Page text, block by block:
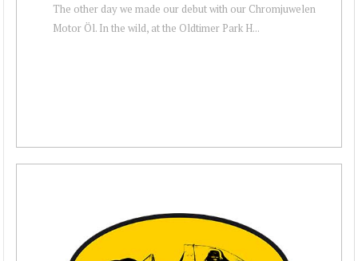
The other day we made our debut with our Chromjuwelen
Motor Öl. In the wild, at the Oldtimer Park H...